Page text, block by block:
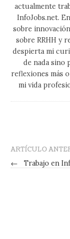
actualmente
InfoJobs.net.
sobre
sobre RRHH y
despierta mi
de nada sino
reflexiones más
mi vida
ARTÍCULO
←
Trabajo en